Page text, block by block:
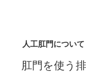
人工肛門について
肛門を使う